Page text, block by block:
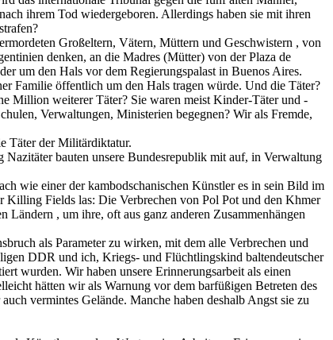
ihrem Tod wiedergeboren. Allerdings haben sie mit ihren
Großeltern, Vätern, Müttern und Geschwistern , von
denken, an die Madres (Mütter) von der Plaza de
um den Hals vor dem Regierungspalast in Buenos Aires.
Familie öffentlich um den Hals tragen würde. Und die Täter?
Million weiterer Täter? Sie waren meist Kinder-Täter und -
Verwaltungen, Ministerien begegnen? Wir als Fremde,
Täter der Militärdiktatur.
bauten unsere Bundesrepublik mit auf, in Verwaltung
wie einer der kambodschanischen Künstler es in sein Bild im
Killing Fields las: Die Verbrechen von Pol Pot und den Khmer
, um ihre, oft aus ganz anderen Zusammenhängen
als Parameter zu wirken, mit dem alle Verbrechen und
DDR und ich, Kriegs- und Flüchtlingskind baltendeutscher
wurden. Wir haben unsere Erinnerungsarbeit als einen
hätten wir als Warnung vor dem barfüßigen Betreten des
vermintes Gelände. Manche haben deshalb Angst sie zu